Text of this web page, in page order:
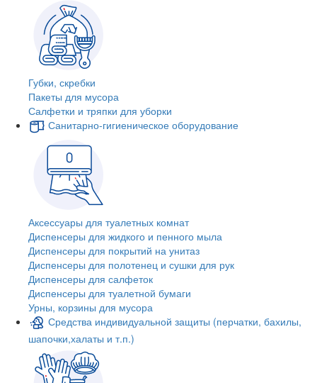
Губки, скребки
Пакеты для мусора
Салфетки и тряпки для уборки
Санитарно-гигиеническое оборудование
Аксессуары для туалетных комнат
Диспенсеры для жидкого и пенного мыла
Диспенсеры для покрытий на унитаз
Диспенсеры для полотенец и сушки для рук
Диспенсеры для салфеток
Диспенсеры для туалетной бумаги
Урны, корзины для мусора
Средства индивидуальной защиты (перчатки, бахилы,
шапочки,халаты и т.п.)